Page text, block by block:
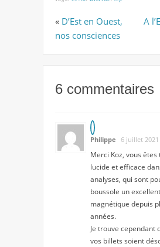
« D’Est en Ouest,
nos consciences
A
6 commentaires
Philippe 6 juillet
Merci Koz, vous
lucide et efficace
analyses, qui sont
boussole un
magnétique depuis
années.
Je trouve cependant
vos billets soient